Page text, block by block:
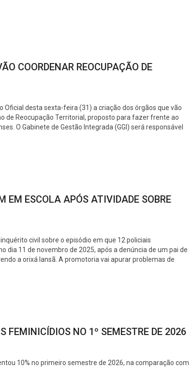
COORDENAR REOCUPAÇÃO DE
Oficial desta sexta-feira (31) a criação dos órgãos que vão
de Reocupação Territorial, proposto para fazer frente ao
O Gabinete de Gestão Integrada (GGI) será responsável
EM ESCOLA APÓS ATIVIDADE SOBRE
civil sobre o episódio em que 12 policiais
11 de novembro de 2025, após a denúncia de um pai de
a orixá Iansã. A promotoria vai apurar problemas de
FEMINICÍDIOS NO 1º SEMESTRE DE 2026
10% no primeiro semestre de 2026, na comparação com